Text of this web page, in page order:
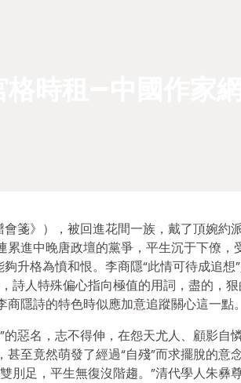
箋》），被回進花間一族，戴了頂婉約
進中晚唐政壇的黨爭，平生沉于下僚，
升格為憤和恨。李商隱“此情可待成追想
詩人特殊偏心指向極值的用詞，盡的，
隱詩的特色時似應加意追蹤關心這一點。
惡名，志不得伸，在怨天尤人、顧影自
至竟然萌發了經過“自殘”而求擺脫的意
刖足，平生無復沒階趨。”清代學人朱彝